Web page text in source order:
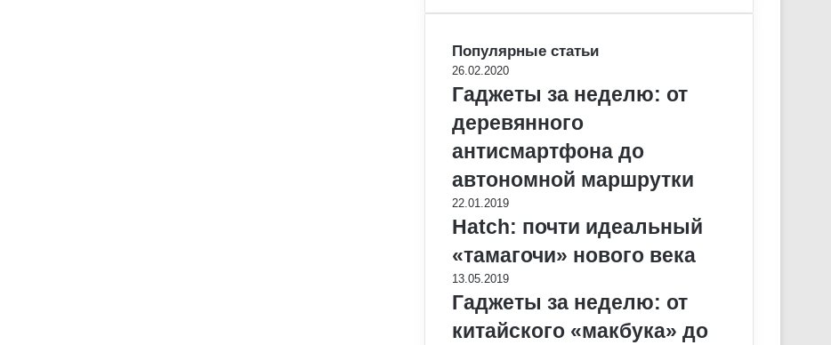
Популярные статьи
26.02.2020
Гаджеты за неделю: от
деревянного
антисмартфона до
автономной маршрутки
22.01.2019
Hatch: почти идеальный
«тамагочи» нового века
13.05.2019
Гаджеты за неделю: от
китайского «макбука» до